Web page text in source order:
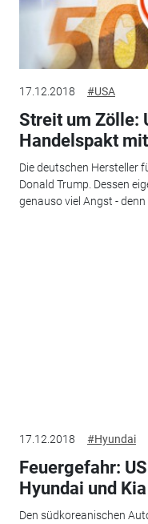
17.12.2018 #USA
Streit um Zölle:
Handelspakt
Die deutschen Hersteller
Donald Trump. Dessen
genauso viel Angst -
17.12.2018 #Hyundai
Feuergefahr:
Hyundai und Kia
Den südkoreanischen